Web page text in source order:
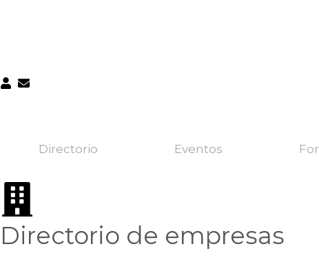
Directorio Eventos
Directorio de empresas